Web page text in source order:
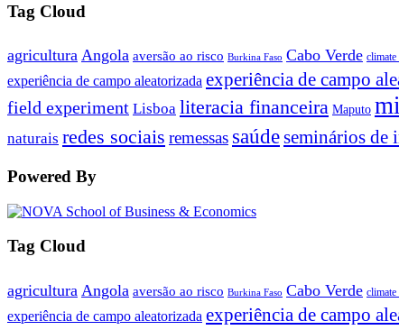
Tag Cloud
agricultura Angola aversão ao risco Burkina Faso Cabo Verde climate
experiência de campo aleatorizada experiência de campo
field experiment Lisboa literacia financeira Maputo
naturais redes sociais remessas saúdeseminários de
Powered By
Tag Cloud
agricultura Angola aversão ao risco Burkina Faso Cabo Verde climate
experiência de campo aleatorizada experiência de campo